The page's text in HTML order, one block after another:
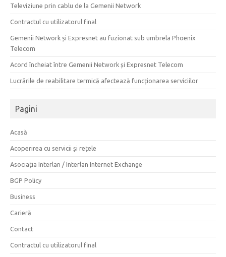
Televiziune prin cablu de la Gemenii Network
Contractul cu utilizatorul final
Gemenii Network și Expresnet au fuzionat sub umbrela Phoenix
Telecom
Acord încheiat între Gemenii Network și Expresnet Telecom
Lucrările de reabilitare termică afectează funcționarea serviciilor
Pagini
Acasă
Acoperirea cu servicii și rețele
Asociația Interlan / Interlan Internet Exchange
BGP Policy
Business
Carieră
Contact
Contractul cu utilizatorul final